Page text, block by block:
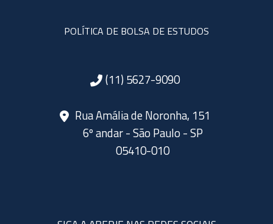
POLÍTICA DE BOLSA DE ESTUDOS
(11) 5627-9090
Rua Amália de Noronha, 151
6º andar - São Paulo - SP
05410-010